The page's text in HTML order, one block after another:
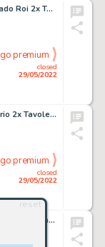
reset
Dylan Dog speciale n. 25 - Corrado Roi 2x Tavola Originale "La piramide capovolta" - Page volante - Exemplaire unique - (2012)
closed
29/05/2022
go premium
Alan Ford n. 119 - Paolo Piffarerio 2x Tavole Originali "Fauci" - Page volante - Exemplaire unique - (1979)
closed
29/05/2022
go premium
Tex n. 699 - Maurizio Dotti 3x Tavola Originale "Minaccia su New York" - Page volante - Exemplaire unique - (2019)